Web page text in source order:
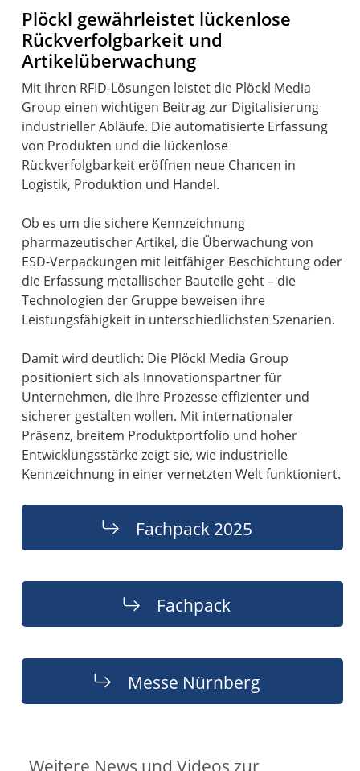
Plöckl gewährleistet lückenlose
Rückverfolgbarkeit und
Artikelüberwachung
Mit ihren RFID-Lösungen leistet die Plöckl Media
Group einen wichtigen Beitrag zur Digitalisierung
industrieller Abläufe. Die automatisierte Erfassung
von Produkten und die lückenlose
Rückverfolgbarkeit eröffnen neue Chancen in
Logistik, Produktion und Handel.
Ob es um die sichere Kennzeichnung
pharmazeutischer Artikel, die Überwachung von
ESD-Verpackungen mit leitfähiger Beschichtung oder
die Erfassung metallischer Bauteile geht – die
Technologien der Gruppe beweisen ihre
Leistungsfähigkeit in unterschiedlichsten Szenarien.
Damit wird deutlich: Die Plöckl Media Group
positioniert sich als Innovationspartner für
Unternehmen, die ihre Prozesse effizienter und
sicherer gestalten wollen. Mit internationaler
Präsenz, breitem Produktportfolio und hoher
Entwicklungsstärke zeigt sie, wie industrielle
Kennzeichnung in einer vernetzten Welt funktioniert.
Fachpack 2025
Fachpack
Messe Nürnberg